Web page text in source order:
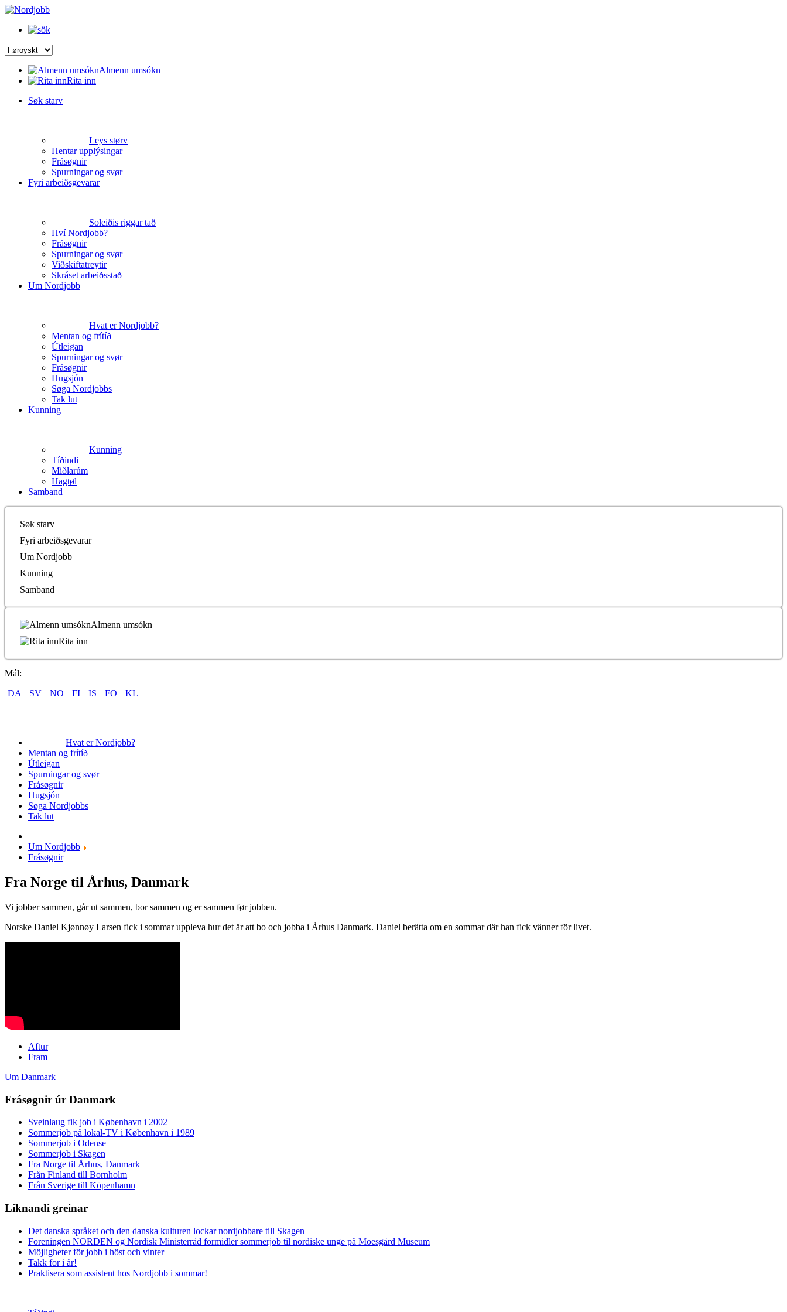
Almenn umsókn
Rita inn
Søk starv
Leys størv
Hentar upplýsingar
Frásøgnir
Spurningar og svør
Fyri arbeiðsgevarar
Soleiðis riggar tað
Hví Nordjobb?
Frásøgnir
Spurningar og svør
Viðskiftatreytir
Skráset arbeiðsstað
Um Nordjobb
Hvat er Nordjobb?
Mentan og frítíð
Útleigan
Spurningar og svør
Frásøgnir
Hugsjón
Søga Nordjobbs
Tak lut
Kunning
Kunning
Tíðindi
Miðlarúm
Hagtøl
Samband
Søk starv
Fyri arbeiðsgevarar
Um Nordjobb
Kunning
Samband
Almenn umsókn
Rita inn
Mál:
DA
SV NO FI IS FO KL
Hvat er Nordjobb?
Mentan og frítíð
Útleigan
Spurningar og svør
Frásøgnir
Hugsjón
Søga Nordjobbs
Tak lut
Um Nordjobb
Frásøgnir
Fra Norge til Århus, Danmark
Vi jobber sammen, går ut sammen, bor sammen og er sammen før jobben.
Norske Daniel Kjønnøy Larsen fick i sommar uppleva hur det är att bo och jobba i Århus Danmark. Daniel berätta om en sommar där han fick vänner för livet.
Aftur
Fram
Um Danmark
Frásøgnir úr Danmark
Sveinlaug fik job i København i 2002
Sommerjob på lokal-TV i København i 1989
Sommerjob i Odense
Sommerjob i Skagen
Fra Norge til Århus, Danmark
Från Finland till Bornholm
Från Sverige till Köpenhamn
Líknandi greinar
Det danska språket och den danska kulturen lockar nordjobbare till Skagen
Foreningen NORDEN og Nordisk Ministerråd formidler sommerjob til nordiske unge på Moesgård Museum
Möjligheter för jobb i höst och vinter
Takk for i år!
Praktisera som assistent hos Nordjobb i sommar!